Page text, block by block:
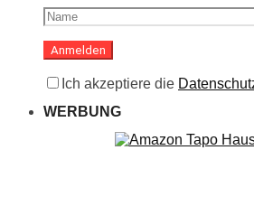
Ich akzeptiere die
WERBUNG